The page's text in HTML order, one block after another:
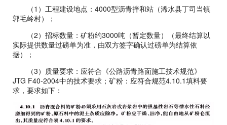
（1）工程建设地点：4000型沥青拌和站（浠水县丁司当镇
郭毛岭村）；
（2）招标数量：矿粉约3000吨（暂定数量）（最终结算以
实际提供数量过磅单为准，由双方签字确认过磅单为结算依
据）；
（3）质量要求： 应符合《公路沥青路面施工技术规范》
JTG F40-2004中的技术要求；矿粉：应符合规范4.10.1填料要
求，要求如下：